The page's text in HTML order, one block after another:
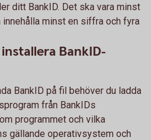
ditt BankID. Det ska vara minst
minst en siffra och fyra
BankID-
BankID på fil behöver du ladda
från BankIDs
programmet och vilka
gällande operativsystem och